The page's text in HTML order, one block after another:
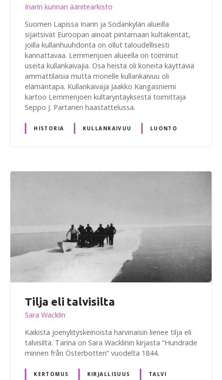
Inarin kunnan äänitearkisto
Suomen Lapissa Inarin ja Sodankylän alueilla
sijaitsivat Euroopan ainoat pintamaan kultakentät,
joilla kullanhuuhdonta on ollut taloudellisesti
kannattavaa. Lemmenjoen alueella on toiminut
useita kullankaivajia. Osa heistä oli koneita käyttäviä
ammattilaisia mutta monelle kullankaivuu oli
elämäntapa. Kullankaivaja Jaakko Kangasniemi
kartoo Lemmenjoen kultaryntäyksestä toimittaja
Seppo J. Partanen haastattelussa.
HISTORIA KULLANKAIVUU LUONTO
Tilja eli talvisilta
Sara Wacklin
Kaikista joenylityskeinoista harvinaisin lienee tilja eli
talvisilta. Tarina on Sara Wacklinin kirjasta “Hundrade
minnen från Österbotten” vuodelta 1844.
KERTOMUS KIRJALLISUUS TALVI